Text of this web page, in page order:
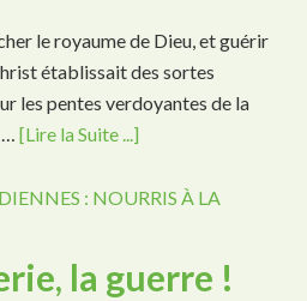
le royaume de Dieu, et guérir
établissait des sortes
les pentes verdoyantes de la
…[Lire la Suite ...]
: NOURRIS À LA
la guerre !